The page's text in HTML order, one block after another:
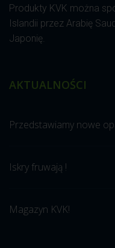
Produkty KVK można
Islandii przez Arabię
Japonię.
AKTUALNOŚCI
Przedstawiamy nowe
Iskry fruwają !
Magazyn KVK!